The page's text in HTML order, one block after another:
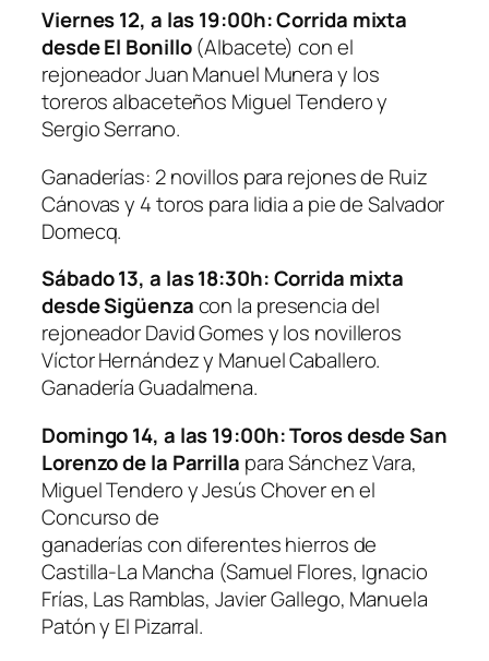
Viernes 12, a las 19:00h:Corrida mixta
desde El Bonillo(Albacete) con el
rejoneador Juan Manuel Munera y los
toreros albaceteños Miguel Tendero y
Sergio Serrano.
Ganaderías: 2 novillos para rejones de Ruiz
Cánovas y 4 toros para lidia a pie de Salvador
Domecq.
Sábado 13, a las 18:30h:Corrida mixta
desde Sigüenzacon la presencia del
rejoneador David Gomes y los novilleros
Víctor Hernández y Manuel Caballero.
Ganadería Guadalmena.
Domingo 14, a las 19:00h: Toros desde San
Lorenzo de la Parrilla para Sánchez Vara,
Miguel Tendero y Jesús Chover en el
Concurso de
ganaderías con diferentes hierros de
Castilla-La Mancha (Samuel Flores, Ignacio
Frías, Las Ramblas, Javier Gallego, Manuela
Patón y El Pizarral.